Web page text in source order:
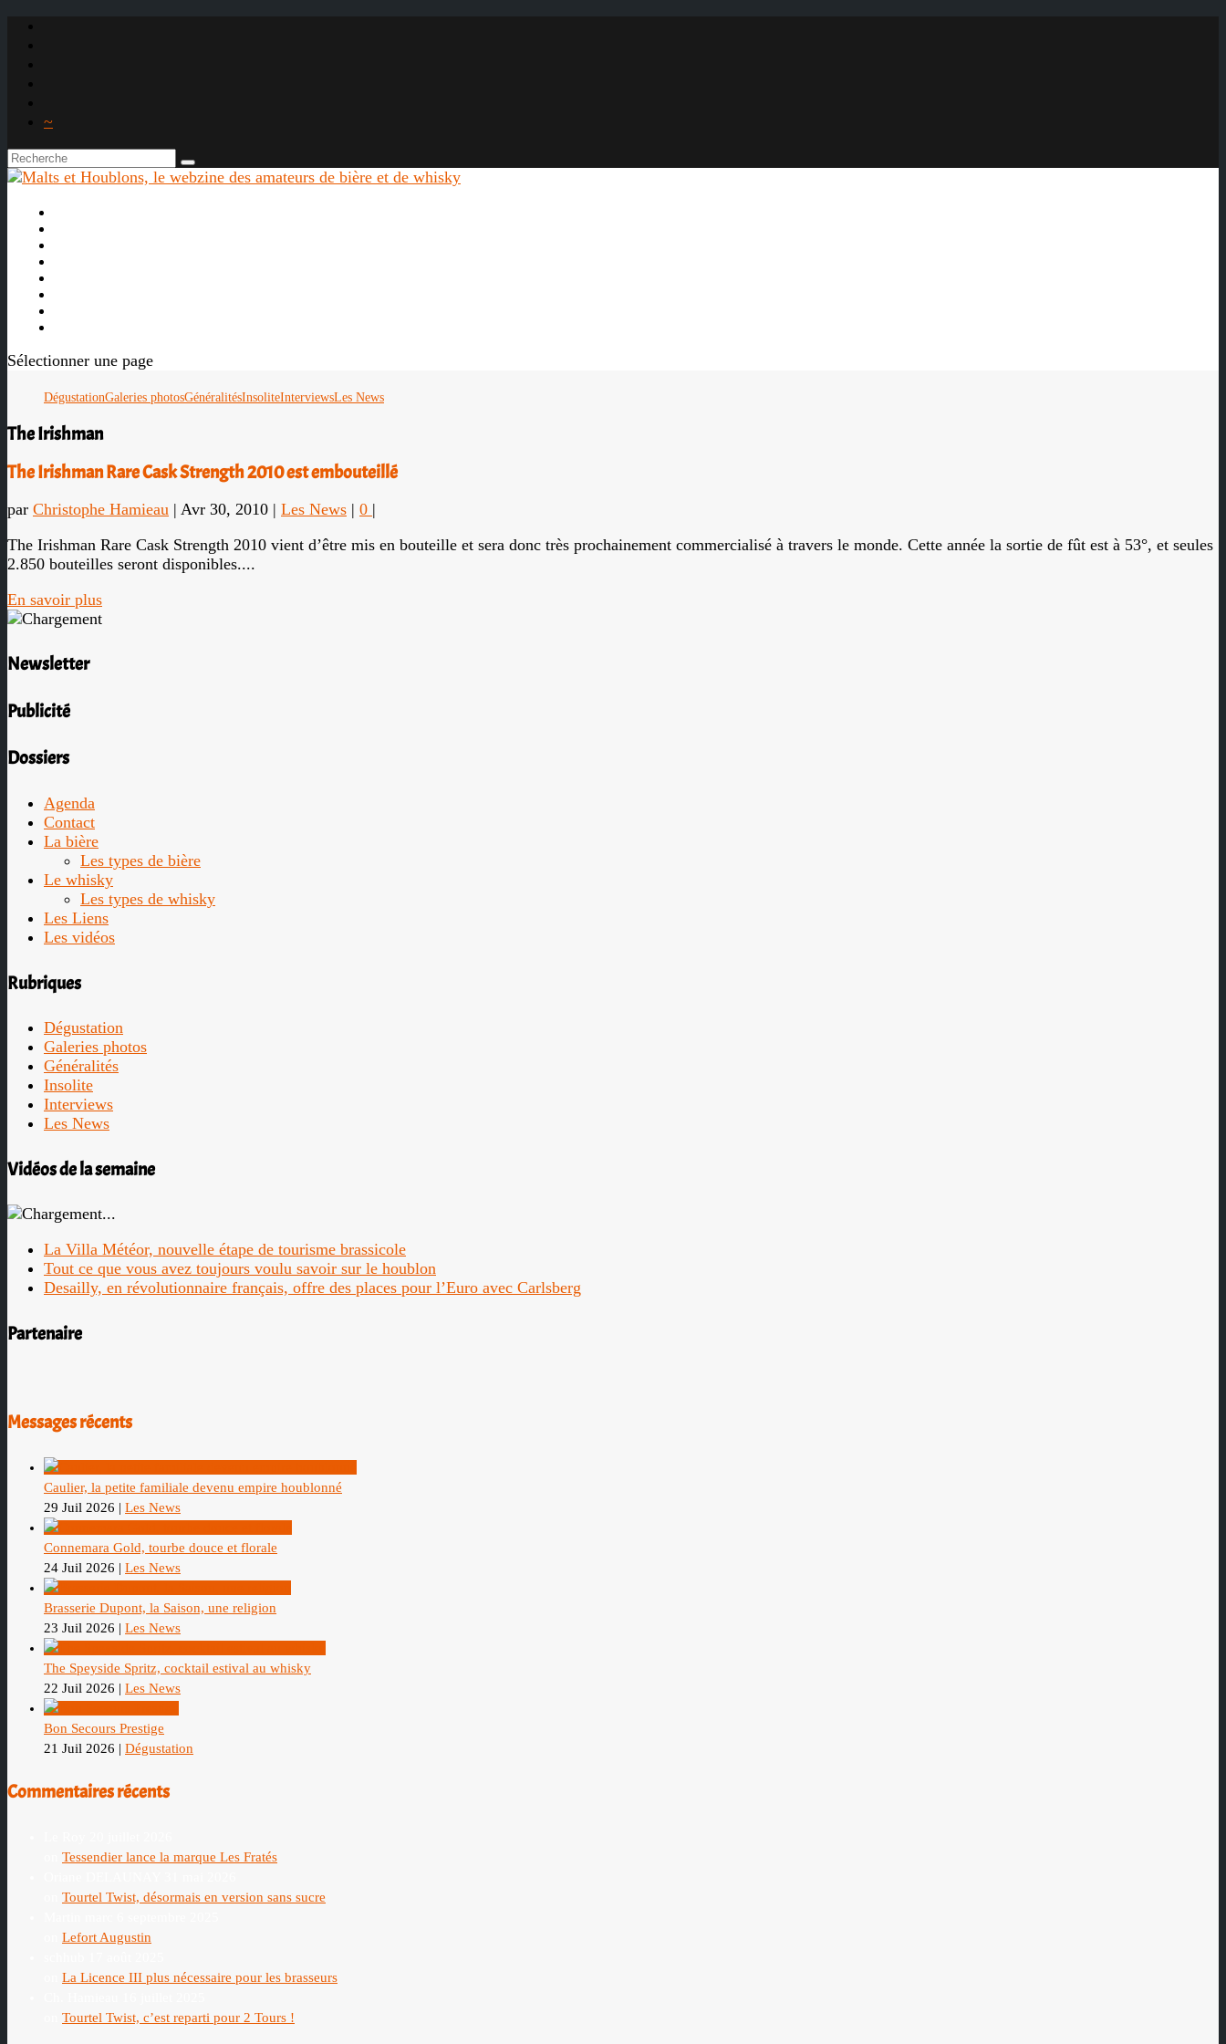
~
Sélectionner une page
DégustationGaleries photosGénéralitésInsoliteInterviewsLes News
The Irishman
The Irishman Rare Cask Strength 2010 est embouteillé
par Christophe Hamieau | Avr 30, 2010 | Les News | 0 |
The Irishman Rare Cask Strength 2010 vient d’être mis en bouteille et sera donc très prochainement commercialisé à travers le monde. Cette année la sortie de fût est à 53°, et seules
2.850 bouteilles seront disponibles....
En savoir plus
Newsletter
Publicité
Dossiers
Agenda
Contact
La bière
Les types de bière
Le whisky
Les types de whisky
Les Liens
Les vidéos
Rubriques
Dégustation
Galeries photos
Généralités
Insolite
Interviews
Les News
Vidéos de la semaine
La Villa Météor, nouvelle étape de tourisme brassicole
Tout ce que vous avez toujours voulu savoir sur le houblon
Desailly, en révolutionnaire français, offre des places pour l’Euro avec Carlsberg
Partenaire
Messages récents
Caulier, la petite familiale devenu empire houblonné
29 Juil 2026 | Les News
Connemara Gold, tourbe douce et florale
24 Juil 2026 | Les News
Brasserie Dupont, la Saison, une religion
23 Juil 2026 | Les News
The Speyside Spritz, cocktail estival au whisky
22 Juil 2026 | Les News
Bon Secours Prestige
21 Juil 2026 | Dégustation
Commentaires récents
Tessendier lance la marque Les Fratés
Tourtel Twist, désormais en version sans sucre
Lefort Augustin
La Licence III plus nécessaire pour les brasseurs
Tourtel Twist, c’est reparti pour 2 Tours !